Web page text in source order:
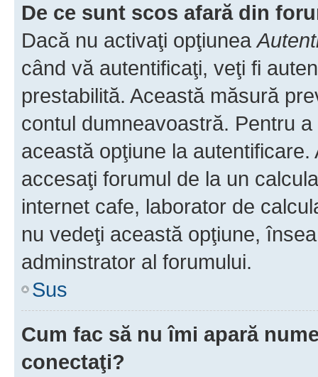
De ce sunt scos afară din
Dacă nu activaţi opţiunea
când vă autentificaţi, veţi fi
prestabilită. Această măsură
contul dumneavoastră. Pentru
această opţiune la
accesaţi forumul de la un
internet cafe, laborator de
nu vedeţi această opţiune,
adminstrator al forumului.
Sus
Cum fac să nu îmi apară
conectaţi?